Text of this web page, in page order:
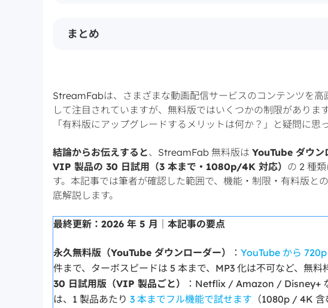
まとめ
StreamFabは、さまざまな動画配信サービスのコンテンツを
して注目されていますが、無料版ではいくつかの制限がありま
「有料版にアップグレードするメリットは何か？」と疑問に思
結論からお伝えすると、StreamFab 無料版は YouTube ダウン
VIP 製品の 30 日試用（3 本まで・1080p/4K 対応） の 2 種
す。本記事では筆者が確認した範囲で、機能・制限・有料版と
底解説します。
最終更新：2026 年 5 月｜本記事の要点
永久無料版（YouTube ダウンローダー） ： YouTube から
件まで、ターボスピードは 5 本まで、MP3 化は不可など、無料
30 日試用版（VIP 製品ごと）
：Netflix / Amazon / Disney+
は、1 製品あたり 3 本までフル機能で試せます （1080p / 4K